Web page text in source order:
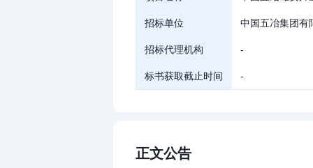
招标单位 中国五冶集团有
招标代理机构 -
标书获取截止时间 -
正文公告